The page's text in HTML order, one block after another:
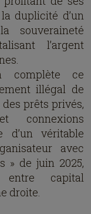
duplicité d’un
souveraineté
l’argent
complète ce
illégal de
prêts privés,
connexions
d’un véritable
avec
» de juin 2025,
entre capital
droite.